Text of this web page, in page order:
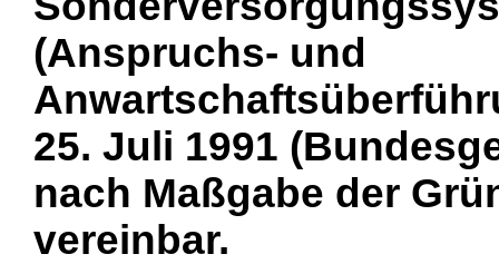
(Anspruchs- und
25. Juli 1991
nach Maßgabe der
vereinbar.